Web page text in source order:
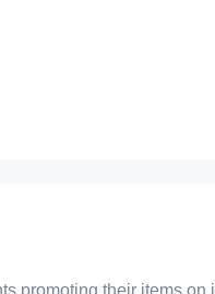
promoting their items on